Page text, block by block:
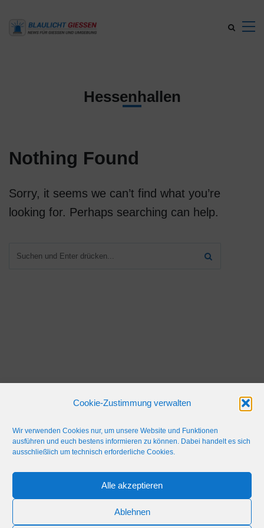
Cookie-Zustimmung verwalten
Wir verwenden Cookies nur, um unsere Website und Funktionen
ausführen und euch bestens informieren zu können. Dabei handelt es sich
ausschließlich um technisch erforderliche Cookies.
Alle akzeptieren
Ablehnen
Hessenhallen
Nothing Found
Sorry, it seems we can’t find what you’re
looking for. Perhaps searching can help.